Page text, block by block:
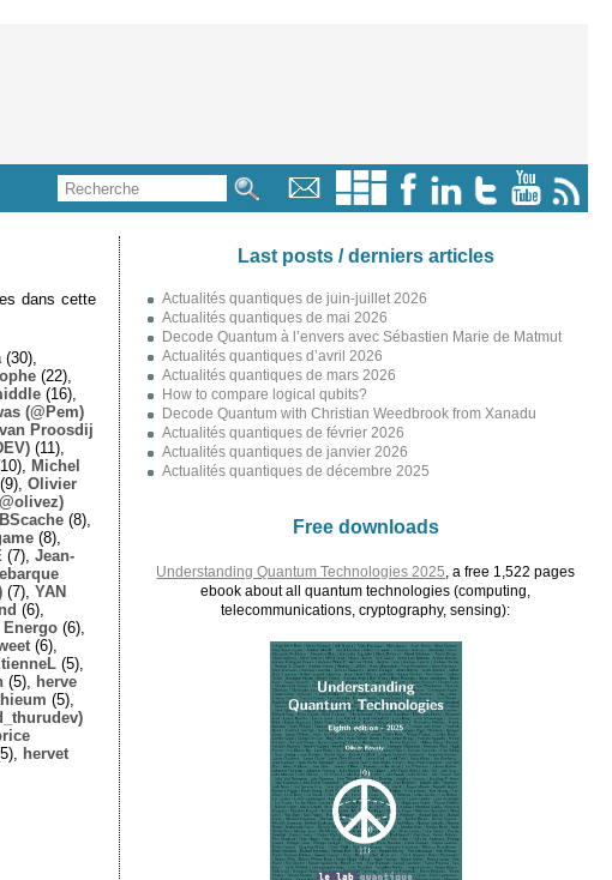
dans cette
(30),
(22),
(16),
(@Pem)
Proosdij
(11),
Michel
(9), Olivier
BScache (8),
(8),
(7), Jean-
(7), YAN
(6),
Energo (6),
(6),
(5),
(5),
herve
(5),
hervet
Last posts / derniers articles
Actualités quantiques de juin-juillet 2026
Actualités quantiques de mai 2026
Decode Quantum à l’envers avec Sébastien Marie de Matmut
Actualités quantiques d’avril 2026
Actualités quantiques de mars 2026
How to compare logical qubits?
Decode Quantum with Christian Weedbrook from Xanadu
Actualités quantiques de février 2026
Actualités quantiques de janvier 2026
Actualités quantiques de décembre 2025
Free downloads
Understanding Quantum Technologies 2025 , a free 1,522 pages
ebook about all quantum technologies (computing,
telecommunications, cryptography, sensing):